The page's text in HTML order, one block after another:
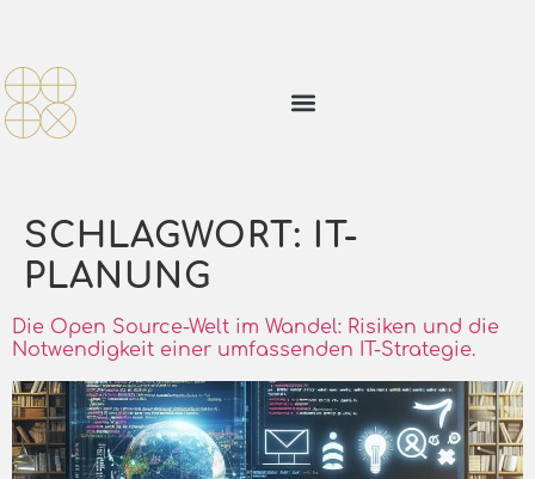
SCHLAGWORT: IT-
PLANUNG
Die Open Source-Welt im Wandel: Risiken und die
Notwendigkeit einer umfassenden IT-Strategie.